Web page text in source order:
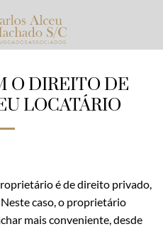
O DIREITO DE
LOCATÁRIO
é de direito privado,
caso, o proprietário
mais conveniente, desde